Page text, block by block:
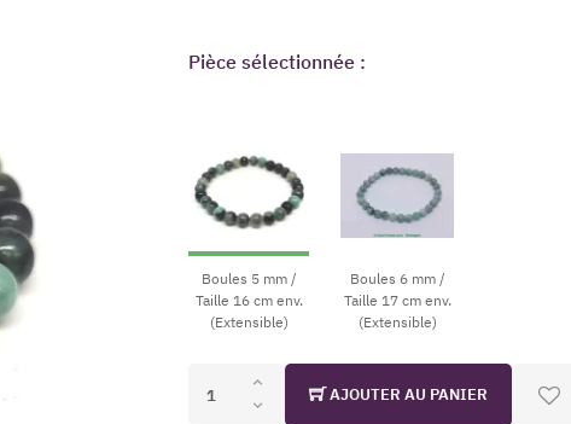
Pièce sélectionnée :
Boules 5 mm /
Taille 16 cm env.
(Extensible)
Boules 6 mm /
Taille 17 cm env.
(Extensible)
AJOUTER AU PANIER